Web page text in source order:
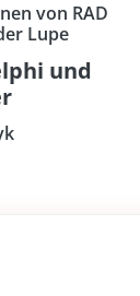
von RAD
Lupe
und